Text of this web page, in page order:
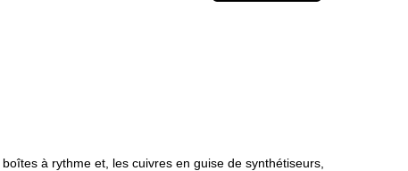
à rythme et, les cuivres en guise de synthétiseurs,